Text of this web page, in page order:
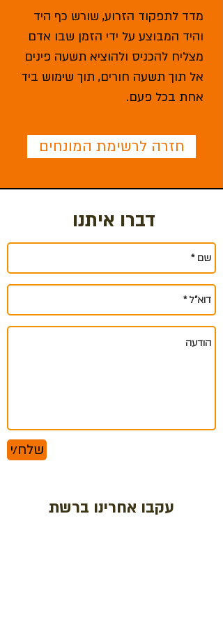
מדד לתפקוד הזרוע, שורש כף היד
והיד המבוצע על ידי הזמן שבו אדם
מצליח להכניס ולהוציא תשעה פינים
אל תוך תשעה חורים, תוך שימוש ביד
אחת בכל פעם.
חזרה לרשימת המונחים
דברו איתנו
שלח/י
עקבו אחרינו ברשת